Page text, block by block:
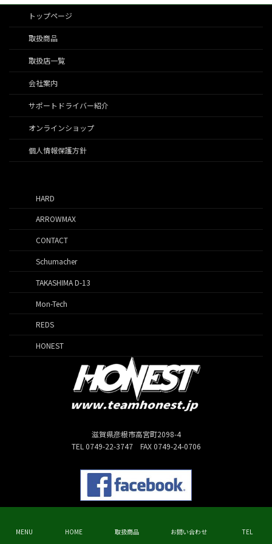
トップページ
取扱商品
取扱店一覧
会社案内
サポートドライバー紹介
オンラインショップ
個人情報保護方針
HARD
ARROWMAX
CONTACT
Schumacher
TAKASHIMA D-13
Mon-Tech
REDS
HONEST
滋賀県彦根市高宮町2098-4
TEL 0749-22-3747 FAX 0749-24-0706
MENU HOME 取扱商品 お問い合わせ TEL